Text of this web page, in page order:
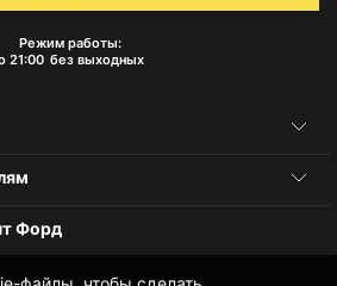
Режим работы:
21:00 без выходных
Форд